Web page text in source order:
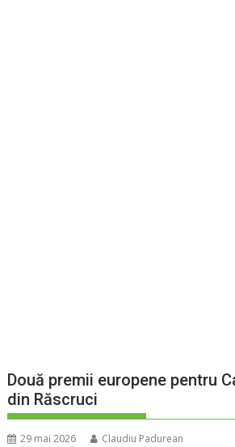
Două premii europene pentru
din Răscruci
29 mai 2026 Claudiu Padurean